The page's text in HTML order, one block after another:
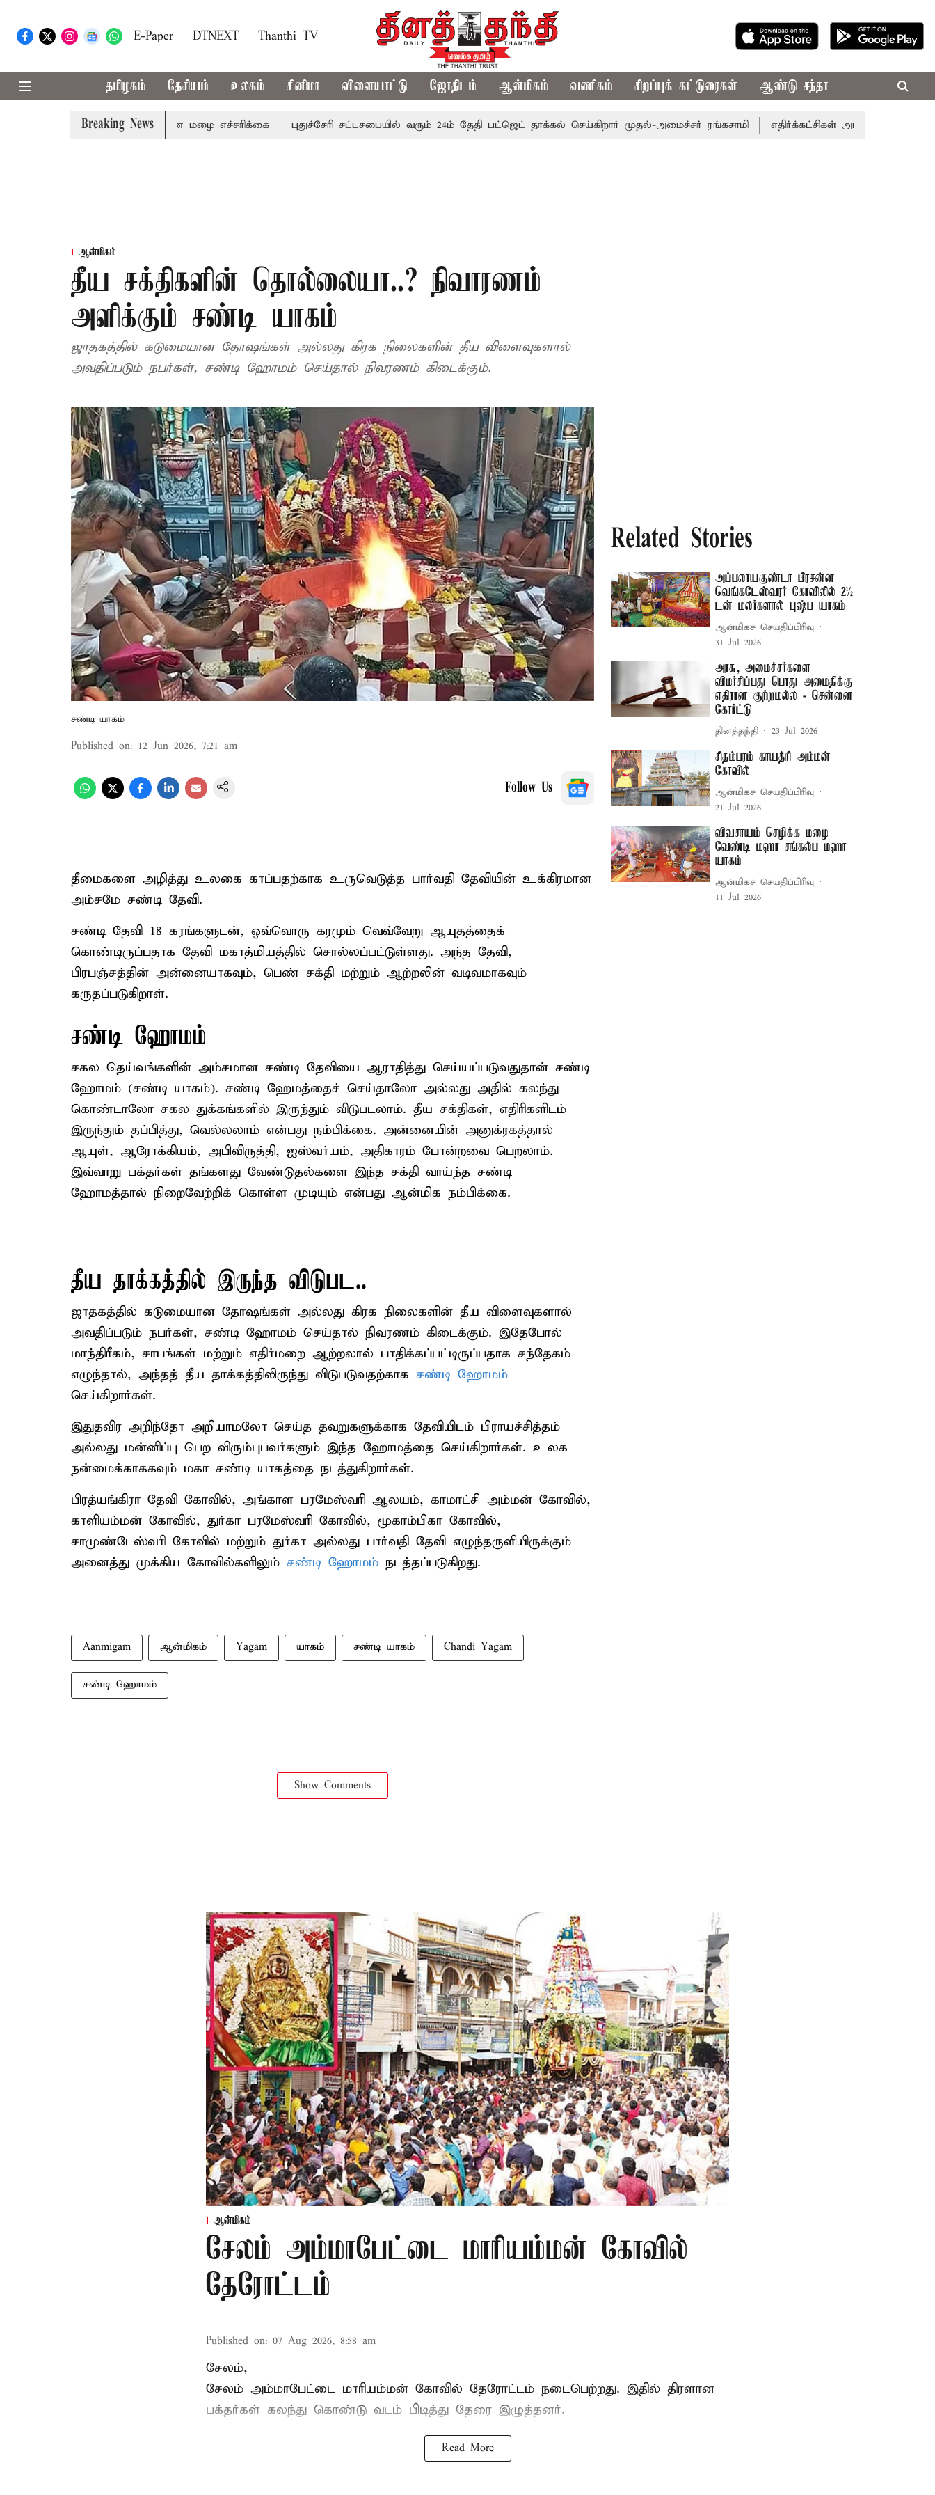
E-Paper DTNEXT Thanthi TV
தமிழகம் தேசியம் உலகம் சினிமா விளையாட்டு ஜோதிடம் ஆன்மிகம் வணிகம் சிறப்புக் கட்டுரைகள் ஆண்டு சந்தா
Breaking News
ஆகிய மாவட்டங்களுக்கு கன மழை எச்சரிக்கை புதுச்சேரி சட்டசபையில் வரும் 24ம் தேதி பட்ஜெட் தாக்கல் செய்கிறார் முதல்-அமைச்சர் ரங்கசாமி எதிர்க்கட்சிகள் அமளி: நாடாளுமன்ற
ஆன்மிகம்
தீய சக்திகளின் தொல்லையா..? நிவாரணம்
அளிக்கும் சண்டி யாகம்
ஜாதகத்தில் கடுமையான தோஷங்கள் அல்லது கிரக நிலைகளின் தீய விளைவுகளால்
அவதிப்படும் நபர்கள், சண்டி ஹோமம் செய்தால் நிவரணம் கிடைக்கும்.
சண்டி யாகம்
Published on: 12 Jun 2026, 7:21 am
Follow Us
தீமைகளை அழித்து உலகை காப்பதற்காக உருவெடுத்த பார்வதி தேவியின் உக்கிரமான
அம்சமே சண்டி தேவி.
சண்டி தேவி 18 கரங்களுடன், ஒவ்வொரு கரமும் வெவ்வேறு ஆயுதத்தைக்
கொண்டிருப்பதாக தேவி மகாத்மியத்தில் சொல்லப்பட்டுள்ளது. அந்த தேவி,
பிரபஞ்சத்தின் அன்னையாகவும், பெண் சக்தி மற்றும் ஆற்றலின் வடிவமாகவும்
கருதப்படுகிறாள்.
சண்டி ஹோமம்
சகல தெய்வங்களின் அம்சமான சண்டி தேவியை ஆராதித்து செய்யப்படுவதுதான் சண்டி
ஹோமம் (சண்டி யாகம்). சண்டி ஹேமத்தைச் செய்தாலோ அல்லது அதில் கலந்து
கொண்டாலோ சகல துக்கங்களில் இருந்தும் விடுபடலாம். தீய சக்திகள், எதிரிகளிடம்
இருந்தும் தப்பித்து, வெல்லலாம் என்பது நம்பிக்கை. அன்னையின் அனுக்ரகத்தால்
ஆயுள், ஆரோக்கியம், அபிவிருத்தி, ஐஸ்வர்யம், அதிகாரம் போன்றவை பெறலாம்.
இவ்வாறு பக்தர்கள் தங்களது வேண்டுதல்களை இந்த சக்தி வாய்ந்த சண்டி
ஹோமத்தால் நிறைவேற்றிக் கொள்ள முடியும் என்பது ஆன்மிக நம்பிக்கை.
தீய தாக்கத்தில் இருந்த விடுபட..
ஜாதகத்தில் கடுமையான தோஷங்கள் அல்லது கிரக நிலைகளின் தீய விளைவுகளால்
அவதிப்படும் நபர்கள், சண்டி ஹோமம் செய்தால் நிவரணம் கிடைக்கும். இதேபோல்
மாந்திரீகம், சாபங்கள் மற்றும் எதிர்மறை ஆற்றலால் பாதிக்கப்பட்டிருப்பதாக சந்தேகம்
எழுந்தால், அந்தத் தீய தாக்கத்திலிருந்து விடுபடுவதற்காக சண்டி ஹோமம்
செய்கிறார்கள்.
இதுதவிர அறிந்தோ அறியாமலோ செய்த தவறுகளுக்காக தேவியிடம் பிராயச்சித்தம்
அல்லது மன்னிப்பு பெற விரும்புபவர்களும் இந்த ஹோமத்தை செய்கிறார்கள். உலக
நன்மைக்காககவும் மகா சண்டி யாகத்தை நடத்துகிறார்கள்.
பிரத்யங்கிரா தேவி கோவில், அங்காள பரமேஸ்வரி ஆலயம், காமாட்சி அம்மன் கோவில்,
காளியம்மன் கோவில், துர்கா பரமேஸ்வரி கோவில், மூகாம்பிகா கோவில்,
சாமுண்டேஸ்வரி கோவில் மற்றும் துர்கா அல்லது பார்வதி தேவி எழுந்தருளியிருக்கும்
அனைத்து முக்கிய கோவில்களிலும் சண்டி ஹோமம் நடத்தப்படுகிறது.
Aanmigam ஆன்மிகம் Yagam யாகம் சண்டி யாகம் Chandi Yagam
சண்டி ஹோமம்
Show Comments
Related Stories
அப்பலாயகுண்டா பிரசன்ன
வெங்கடேஸ்வரர் கோவிலில் 2½
டன் மலர்களால் புஷ்ப யாகம்
ஆன்மிகச் செய்திப்பிரிவு
31 Jul 2026
அரசு, அமைச்சர்களை
விமர்சிப்பது பொது அமைதிக்கு
எதிரான குற்றமல்ல - சென்னை
கோர்ட்டு
தினத்தந்தி 23 Jul 2026
சிதம்பரம் காயத்ரி அம்மன்
கோவில்
ஆன்மிகச் செய்திப்பிரிவு
21 Jul 2026
விவசாயம் செழிக்க மழை
வேண்டி மஹா சங்கல்ப மஹா
யாகம்
ஆன்மிகச் செய்திப்பிரிவு
11 Jul 2026
ஆன்மிகம்
சேலம் அம்மாபேட்டை மாரியம்மன் கோவில்
தேரோட்டம்
Published on: 07 Aug 2026, 8:58 am
சேலம்,
சேலம் அம்மாபேட்டை மாரியம்மன் கோவில் தேரோட்டம் நடைபெற்றது. இதில் திரளான
பக்தர்கள் கலந்து கொண்டு வடம் பிடித்து தேரை இழுத்தனர்.
Read More